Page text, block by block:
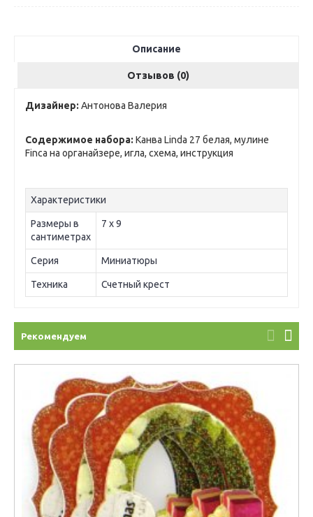
Описание
Отзывов (0)
Дизайнер: Антонова Валерия
Содержимое набора: Канва Linda 27 белая, мулине
Finca на органайзере, игла, схема, инструкция
Характеристики
Размеры в
сантиметрах
7 х 9
Серия Миниатюры
Техника Счетный крест
Рекомендуем